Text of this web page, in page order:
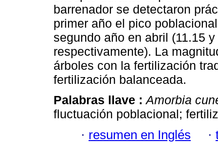
barrenador se detectaron
primer año el pico
segundo año en abril (11.15
respectivamente). La
árboles con la fertilización
fertilización balanceada.
Palabras llave :Amorbia
fluctuación poblacional;
· resumen en Inglés ·